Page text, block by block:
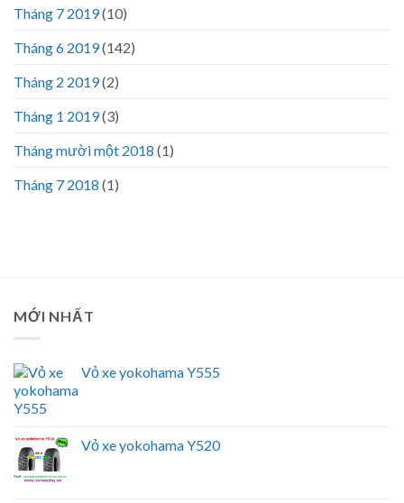
Tháng 7 2019(10)
Tháng 6 2019(142)
Tháng 2 2019(2)
Tháng 1 2019(3)
Tháng mười một 2018 (1)
Tháng 7 2018 (1)
MỚI NHẤT
Vỏ xe yokohama Y555
Vỏ xe yokohama Y520